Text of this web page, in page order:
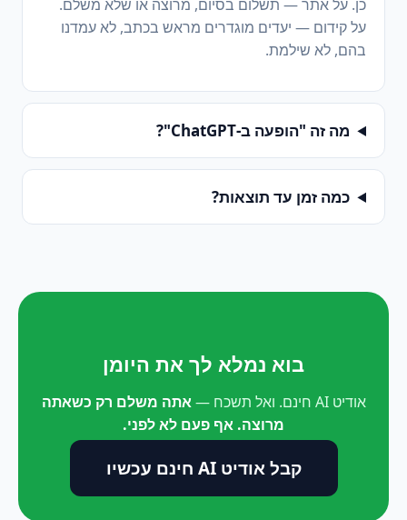
כן. על אתר — תשלום בסיום, מרוצה או שלא משלם.
על קידום — יעדים מוגדרים מראש בכתב, לא עמדנו
בהם, לא שילמת.
מה זה "הופעה ב-ChatGPT"?
כמה זמן עד תוצאות?
בוא נמלא לך את היומן
אודיט AI חינם. ואל תשכח —
אתה משלם רק כשאתה
מרוצה. אף פעם לא לפני.
קבל אודיט AI חינם עכשיו